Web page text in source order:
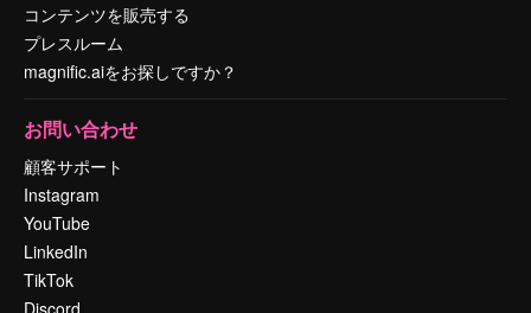
コンテンツを販売する
プレスルーム
magnific.aiをお探しですか？
お問い合わせ
顧客サポート
Instagram
YouTube
LinkedIn
TikTok
Discord